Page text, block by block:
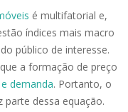
é multifatorial e,
índices mais macro
público de interesse.
a formação de preço
demanda. Portanto, o
dessa equação.